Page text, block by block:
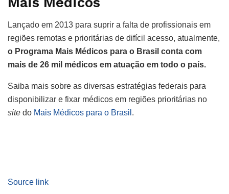
Lançado em 2013 para suprir a falta de profissionais em
regiões remotas e prioritárias de difícil acesso, atualmente,
o Programa Mais Médicos para o Brasil conta com
mais de 26 mil médicos em atuação em todo o país.
Saiba mais sobre as diversas estratégias federais para
disponibilizar e fixar médicos em regiões prioritárias no
site do Mais Médicos para o Brasil .
Source link